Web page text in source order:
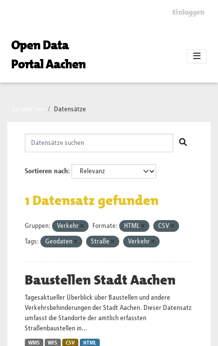
Einloggen
Open Data
Portal Aachen
Datensätze
Sortieren nach
1 Datensatz gefunden
Gruppen: Verkehr Formate: HTML CSV
Tags: Geodaten Straße Verkehr
Baustellen Stadt Aachen
Tagesaktueller Überblick über Baustellen und andere
Verkehrsbehinderungen der Stadt Aachen. Dieser Datensatz
umfasst die Standorte der amtlich erfassten
Straßenbaustellen in...
WMS WFS CSV HTML